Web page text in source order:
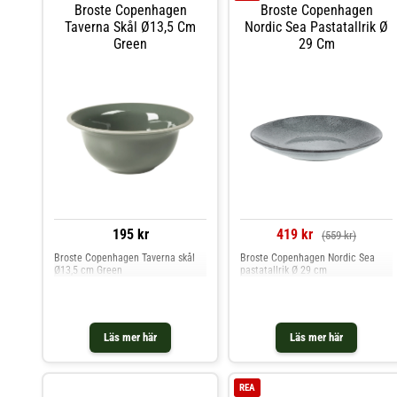
är handgjord förekommer
skiftningar i textur och färg, vilket
gör varje tallrik unik. Shoppa
Pastatallrikar och mer Tallrikar hos
Broste Copenhagen
Taverna Skål Ø13,5 Cm
Green
195 kr
Läs mer här
Broste Copenhagen Taverna skål
Ø13,5 cm Green
Broste Copenhagen
Nordic Sea Pastatallrik Ø
29 Cm
419 kr (559 kr)
Läs mer här
Broste Copenhagen Nordic Sea
pastatallrik Ø 29 cm
REA